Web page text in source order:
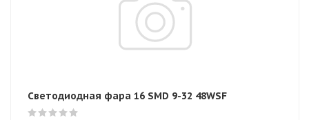
Светодиодная фара 16 SMD 9-32 48WSF